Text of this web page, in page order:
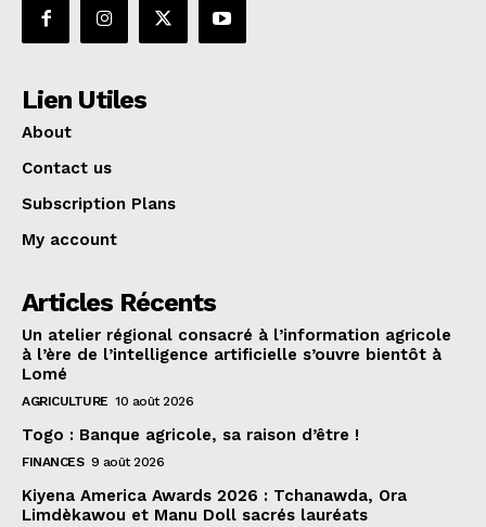
Lien Utiles
About
Contact us
Subscription Plans
My account
Articles Récents
Un atelier régional consacré à l’information agricole
à l’ère de l’intelligence artificielle s’ouvre bientôt à
Lomé
AGRICULTURE 10 août 2026
Togo : Banque agricole, sa raison d’être !
FINANCES 9 août 2026
Kiyena America Awards 2026 : Tchanawda, Ora
Limdèkawou et Manu Doll sacrés lauréats